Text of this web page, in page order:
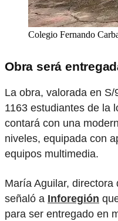
Colegio Fernando
Obra será
La obra, valorada en
1163 estudiantes de la
contará con una
niveles, equipada con
equipos multimedia.
María Aguilar,
señaló a Inforegión
para ser entregado en